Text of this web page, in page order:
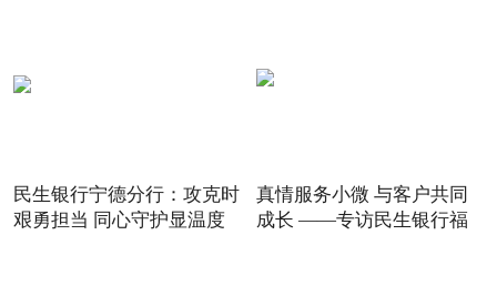
民生银行宁德分行：攻克时
艰勇担当 同心守护显温度
真情服务小微 与客户共同
成长 ——专访民生银行福